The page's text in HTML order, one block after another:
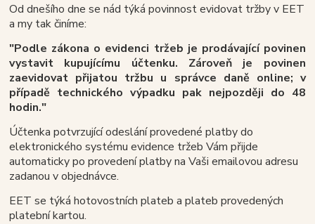
Od dnešího dne se nád týká povinnost evidovat tržby v EET
a my tak činíme:
"Podle zákona o evidenci tržeb je prodávající povinen
vystavit kupujícímu účtenku. Zároveň je povinen
zaevidovat přijatou tržbu u správce daně online; v
případě technického výpadku pak nejpozději do 48
hodin."
Účtenka potvrzující odeslání provedené platby do
elektronického systému evidence tržeb Vám přijde
automaticky po provedení platby na Vaši emailovou adresu
zadanou v objednávce.
EET se týká hotovostních plateb a plateb provedených
platební kartou.